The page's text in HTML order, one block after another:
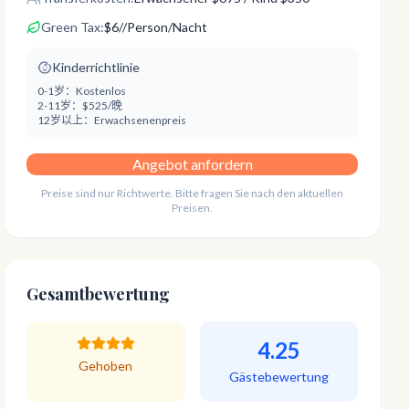
Green Tax:$6//Person/Nacht
Kinderrichtlinie
0-1岁：Kostenlos
2-11岁：$525/晚
12岁以上：Erwachsenenpreis
Angebot anfordern
Preise sind nur Richtwerte. Bitte fragen Sie nach den aktuellen
Preisen.
Gesamtbewertung
Gehoben
4.25
Gästebewertung